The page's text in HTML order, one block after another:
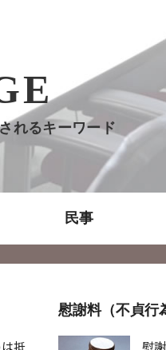
れるキーワード
民事
抵
慰謝料（不貞行
慰